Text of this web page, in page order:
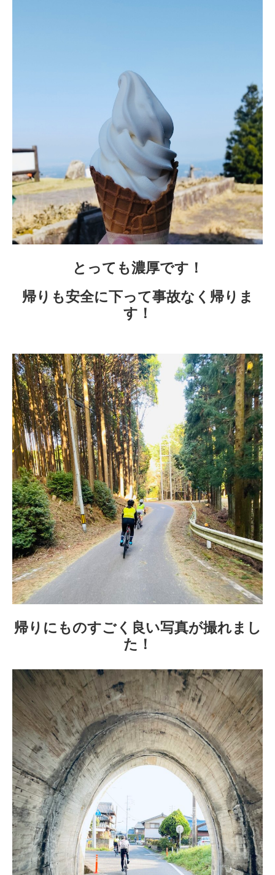
とっても濃厚です！
帰りも安全に下って事故なく帰りま
す！
帰りにものすごく良い写真が撮れまし
た！